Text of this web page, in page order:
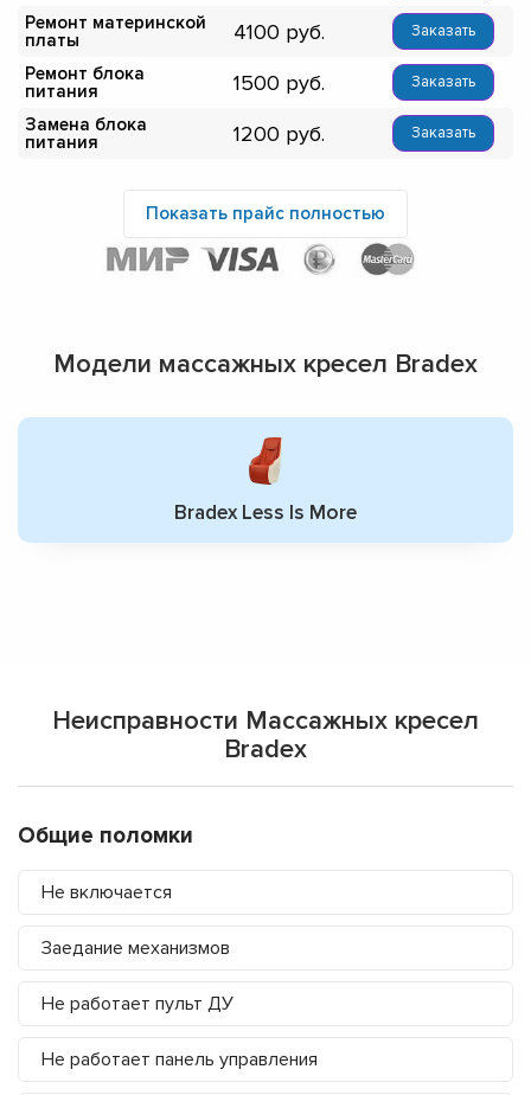
Ремонт материнской
платы
4100 Заказать
Ремонт блока
питания
1500 Заказать
Замена блока
питания
1200 Заказать
Показать прайс полностью
Модели массажных кресел Bradex
Bradex Less Is More
Неисправности Массажных кресел
Bradex
Общие поломки
Не включается
Заедание механизмов
Не работает пульт ДУ
Не работает панель управления